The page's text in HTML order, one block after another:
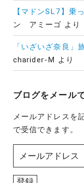
【マドンSL7】乗
ン アミーゴ より
「いざいざ奈良」
charider-M より
ブログをメール
メールアドレスを
で受信できます。
ル